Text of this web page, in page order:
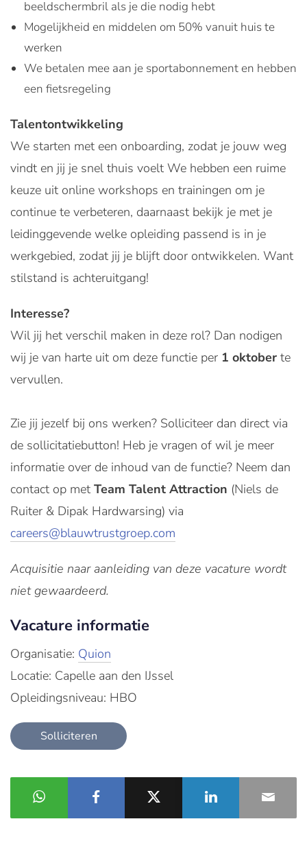
beeldschermbril als je die nodig hebt
Mogelijkheid en middelen om 50% vanuit huis te
werken
We betalen mee aan je sportabonnement en hebben
een fietsregeling
Talentontwikkeling
We starten met een onboarding, zodat je jouw weg
vindt en jij je snel thuis voelt We hebben een ruime
keuze uit online workshops en trainingen om je
continue te verbeteren, daarnaast bekijk je met je
leidinggevende welke opleiding passend is in je
werkgebied, zodat jij je blijft door ontwikkelen. Want
stilstand is achteruitgang!
Interesse?
Wil jij het verschil maken in deze rol? Dan nodigen
wij je van harte uit om deze functie per 1 oktober te
vervullen.
Zie jij jezelf bij ons werken? Solliciteer dan direct via
de sollicitatiebutton! Heb je vragen of wil je meer
informatie over de inhoud van de functie? Neem dan
contact op met Team Talent Attraction (Niels de
Ruiter & Dipak Hardwarsing) via
careers@blauwtrustgroep.com
Acquisitie naar aanleiding van deze vacature wordt
niet gewaardeerd.
Vacature informatie
Organisatie: Quion
Locatie: Capelle aan den IJssel
Opleidingsniveau: HBO
Solliciteren